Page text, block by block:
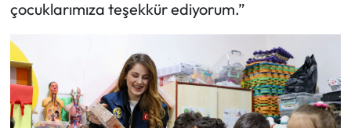
çocuklarımıza teşekkür ediyorum.”